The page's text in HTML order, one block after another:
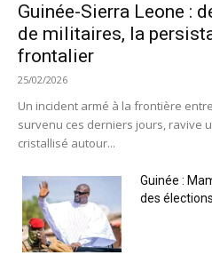
Guinée-Sierra Leone :
de militaires, la
frontalier
25/02/2026
Un incident armé à la frontière
survenu ces derniers jours, ravive
cristallisé autour...
Guinée :
des